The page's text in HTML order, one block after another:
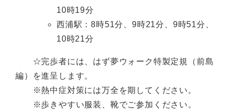
10時19分
西浦駅：8時51分、9時21分、9時51分、
10時21分
☆完歩者には、はず夢ウォーク特製定規（前島
編）を進呈します。
※熱中症対策には万全を期してください。
※歩きやすい服装、靴でご参加ください。